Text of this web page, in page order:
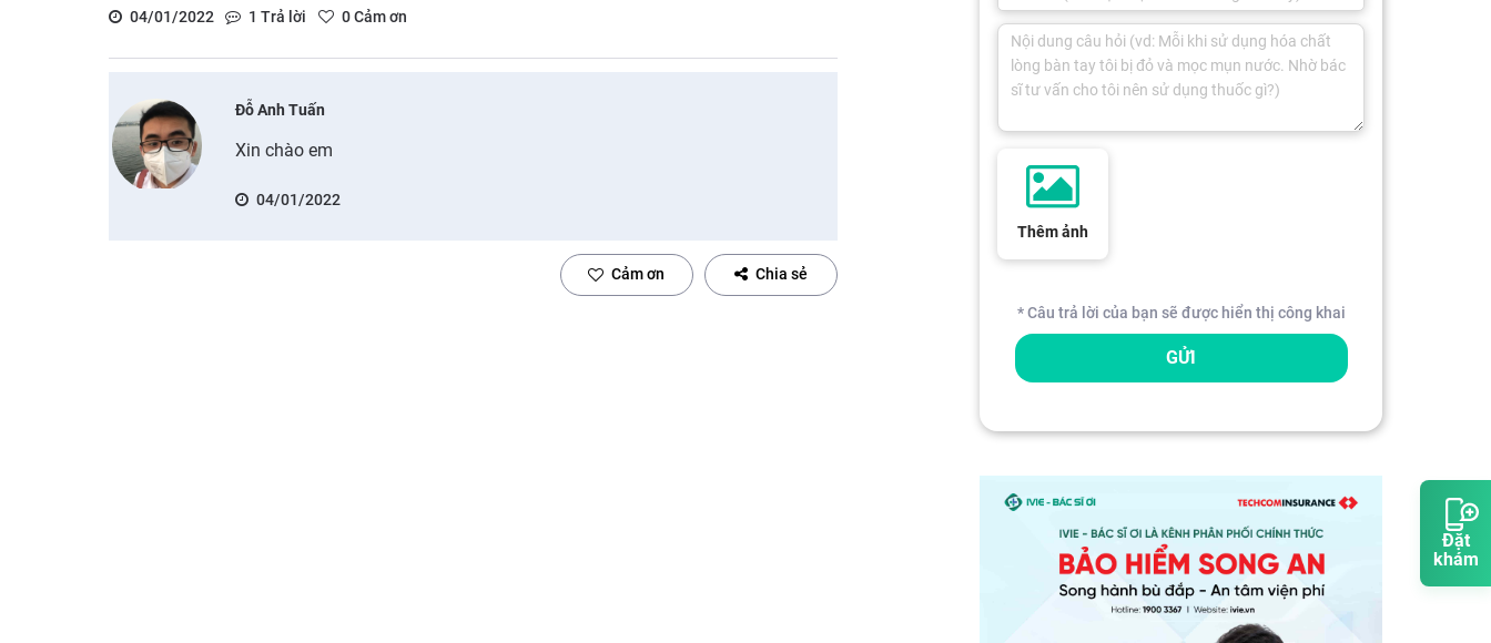
Đặt
khám
04/01/2022
1 Trả lời 0Cảm ơn
Đỗ Anh Tuấn
Xin chào em
04/01/2022
Cảm ơn Chia sẻ
Thêm ảnh
* Câu trả lời của bạn sẽ được hiển thị công khai
GỬI